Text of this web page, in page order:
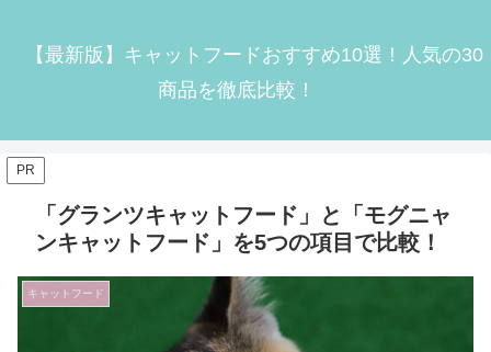
【最新版】キャットフードおすすめ10選！人気の30
商品を徹底比較！
PR
「グランツキャットフード」と「モグニャ
ンキャットフード」を5つの項目で比較！
キャットフード